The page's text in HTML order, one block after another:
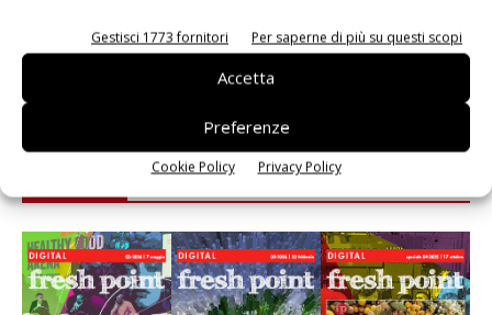
Gestisci 1773 fornitori Per saperne di più su questi scopi
Accetta
Preferenze
Cookie Policy Privacy Policy
Andamento prezzi ortofrutta in Italia al 27 luglio
2026